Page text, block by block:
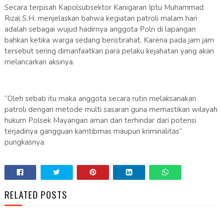
Secara terpisah Kapolsubsektor Kanigaran Iptu Muhammad
Rizal S.H. menjelaskan bahwa kegiatan patroli malam hari
adalah sebagai wujud hadirnya anggota Polri di lapangan
bahkan ketika warga sedang beristirahat. Karena pada jam jam
tersebut sering dimanfaatkan para pelaku kejahatan yang akan
melancarkan aksinya.
“Oleh sebab itu maka anggota secara rutin melaksanakan
patroli dengan metode multi sasaran guna memastikan wilayah
hukum Polsek Mayangan aman dan terhindar dari potensi
terjadinya gangguan kamtibmas maupun kriminalitas”
pungkasnya.
RELATED POSTS